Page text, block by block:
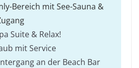
Bereich mit See-Sauna &
Suite & Relax!
mit Service
an der Beach Bar